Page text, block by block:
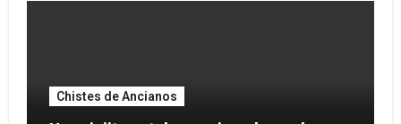
Chistes de Ancianos